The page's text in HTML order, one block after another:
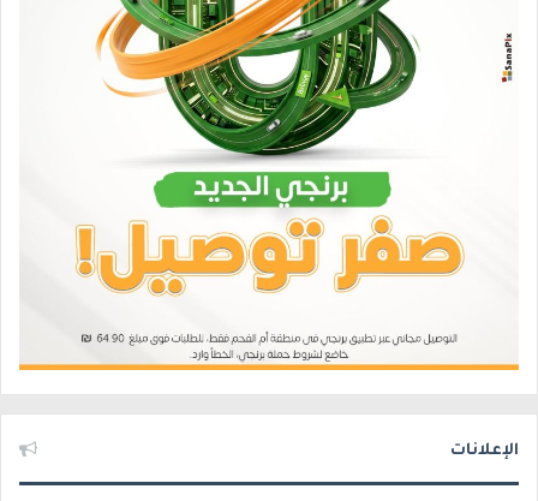
الإعلانات